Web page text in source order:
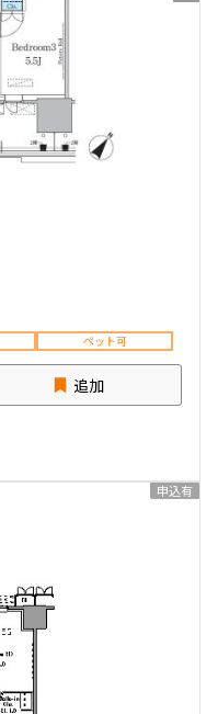
ペット可
追加
申込有